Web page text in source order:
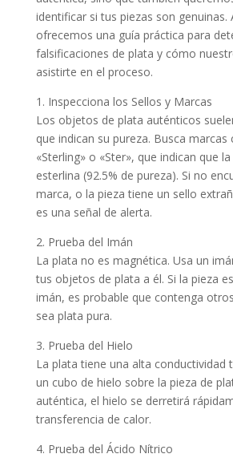
identificar si tus piezas son genuinas.
ofrecemos una guía práctica para
falsificaciones de plata y cómo
asistirte en el proceso.
1. Inspecciona los Sellos y Marcas
Los objetos de plata auténticos
que indican su pureza. Busca marcas
«Sterling» o «Ster», que indican que
esterlina (92.5% de pureza). Si no
marca, o la pieza tiene un sello
es una señal de alerta.
2. Prueba del Imán
La plata no es magnética. Usa un
tus objetos de plata a él. Si la pieza
imán, es probable que contenga
sea plata pura.
3. Prueba del Hielo
La plata tiene una alta conductividad
un cubo de hielo sobre la pieza de
auténtica, el hielo se derretirá
transferencia de calor.
4. Prueba del Ácido Nítrico